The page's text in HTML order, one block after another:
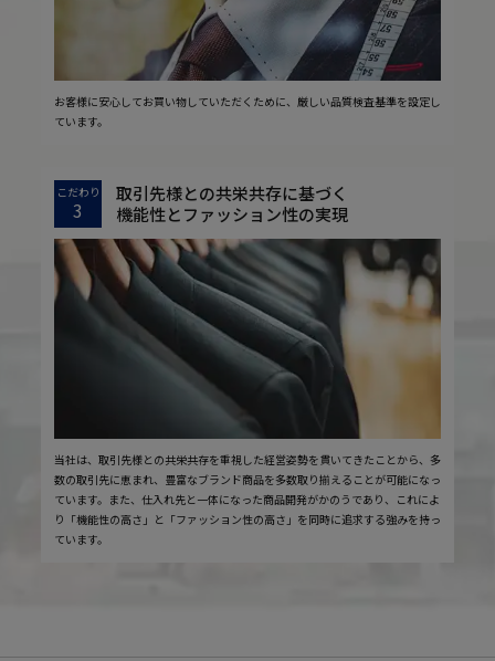
お客様に安心してお買い物していただくために、厳しい品質検査基準を設定し
ています。
こだわり
3
取引先様との共栄共存に基づく
機能性とファッション性の実現
当社は、取引先様との共栄共存を重視した経営姿勢を貫いてきたことから、多
数の取引先に恵まれ、豊富なブランド商品を多数取り揃えることが可能になっ
ています。また、仕入れ先と一体になった商品開発がかのうであり、これによ
り「機能性の高さ」と「ファッション性の高さ」を同時に追求する強みを持っ
ています。